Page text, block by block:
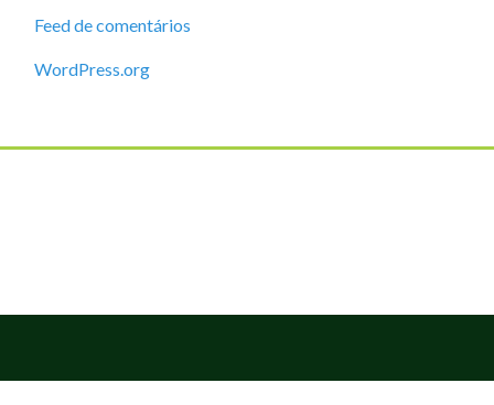
Feed de comentários
WordPress.org